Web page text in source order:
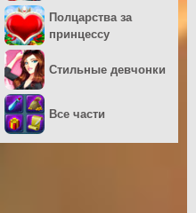
Полцарства за
принцессу
Стильные девчонки
Все части